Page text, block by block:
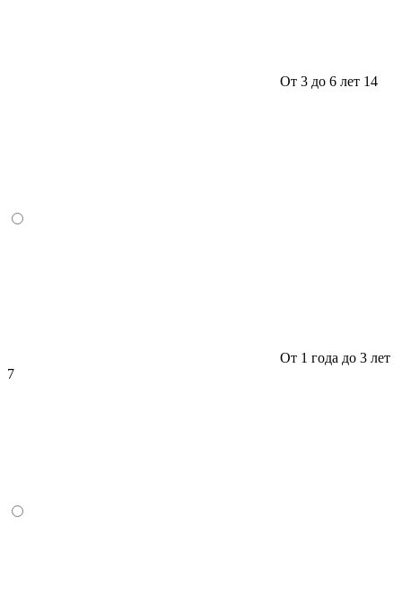
От 3 до 6 лет 14
От 1 года до 3 лет
7